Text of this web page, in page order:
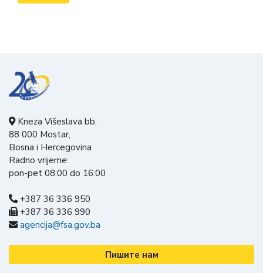
Kneza Višeslava bb,
88 000 Mostar,
Bosna i Hercegovina
Radno vrijeme:
pon-pet 08:00 do 16:00
+387 36 336 950
+387 36 336 990
agencija@fsa.gov.ba
Пишите нам